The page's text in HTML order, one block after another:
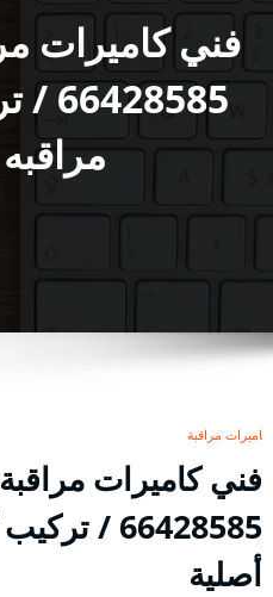
فني كاميرات
كاميرات مراقبة
فني كاميرات
66428585 /
أصلية